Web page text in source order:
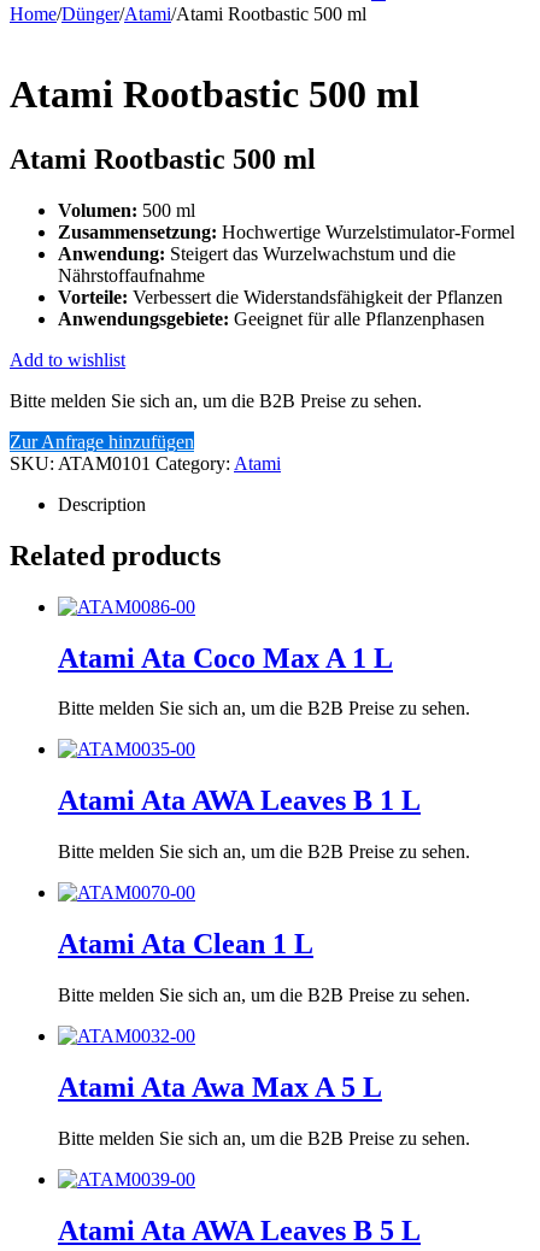
Home/Dünger/Atami/Atami Rootbastic 500 ml
Atami Rootbastic 500 ml
Atami Rootbastic 500 ml
Volumen: 500 ml
Zusammensetzung: Hochwertige Wurzelstimulator-Formel
Anwendung: Steigert das Wurzelwachstum und die
Nährstoffaufnahme
Vorteile: Verbessert die Widerstandsfähigkeit der Pflanzen
Anwendungsgebiete: Geeignet für alle Pflanzenphasen
Add to wishlist
Bitte melden Sie sich an, um die B2B Preise zu sehen.
Zur Anfrage hinzufügen
SKU: ATAM0101 Category: Atami
Description
Related products
Atami Ata Coco Max A 1 L
Bitte melden Sie sich an, um die B2B Preise zu sehen.
Atami Ata AWA Leaves B 1 L
Bitte melden Sie sich an, um die B2B Preise zu sehen.
Atami Ata Clean 1 L
Bitte melden Sie sich an, um die B2B Preise zu sehen.
Atami Ata Awa Max A 5 L
Bitte melden Sie sich an, um die B2B Preise zu sehen.
Atami Ata AWA Leaves B 5 L